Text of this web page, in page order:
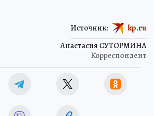
Анастасия СУТОРМИНА
Корреспондент
Источник: kp.ru